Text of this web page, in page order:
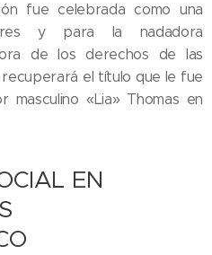
fue celebrada como una
y para la nadadora
de los derechos de las
recuperará el título que le fue
«Lia» Thomas en
EN